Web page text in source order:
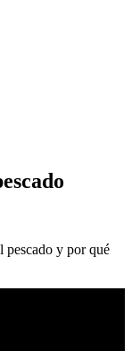
pescado y por qué